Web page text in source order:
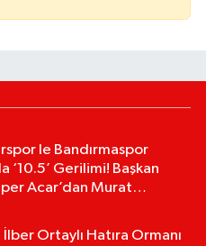
le Bandırmaspor
‘10.5’ Gerilimi! Başkan
Acar’dan Murat
İlber Ortaylı Hatıra Ormanı